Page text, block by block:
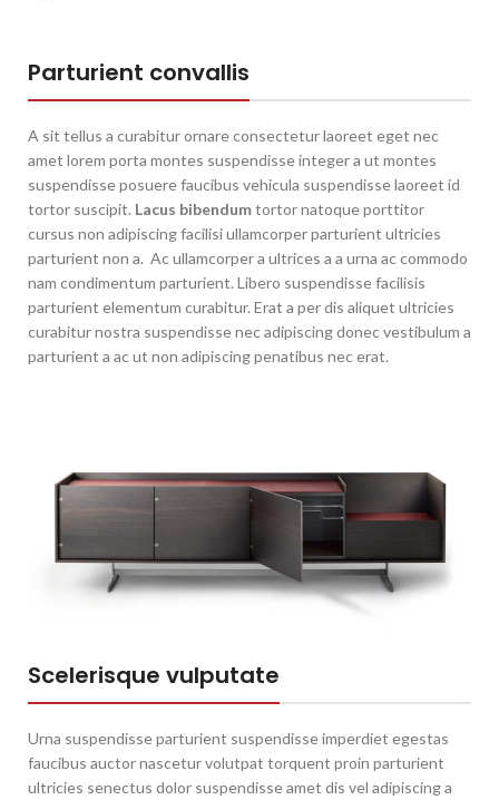
Parturient convallis
A sit tellus a curabitur ornare consectetur laoreet eget nec
amet lorem porta montes suspendisse integer a ut montes
suspendisse posuere faucibus vehicula suspendisse laoreet id
tortor suscipit. Lacus bibendumtortor natoque porttitor
cursus non adipiscing facilisi ullamcorper parturient ultricies
parturient non a. Ac ullamcorper a ultrices a a urna ac commodo
nam condimentum parturient. Libero suspendisse facilisis
parturient elementum curabitur. Erat a per dis aliquet ultricies
curabitur nostra suspendisse nec adipiscing donec vestibulum a
parturient a ac ut non adipiscing penatibus nec erat.
Scelerisque vulputate
Urna suspendisse parturient suspendisse imperdiet egestas
faucibus auctor nascetur volutpat torquent proin parturient
ultricies senectus dolor suspendisse amet dis vel adipiscing a